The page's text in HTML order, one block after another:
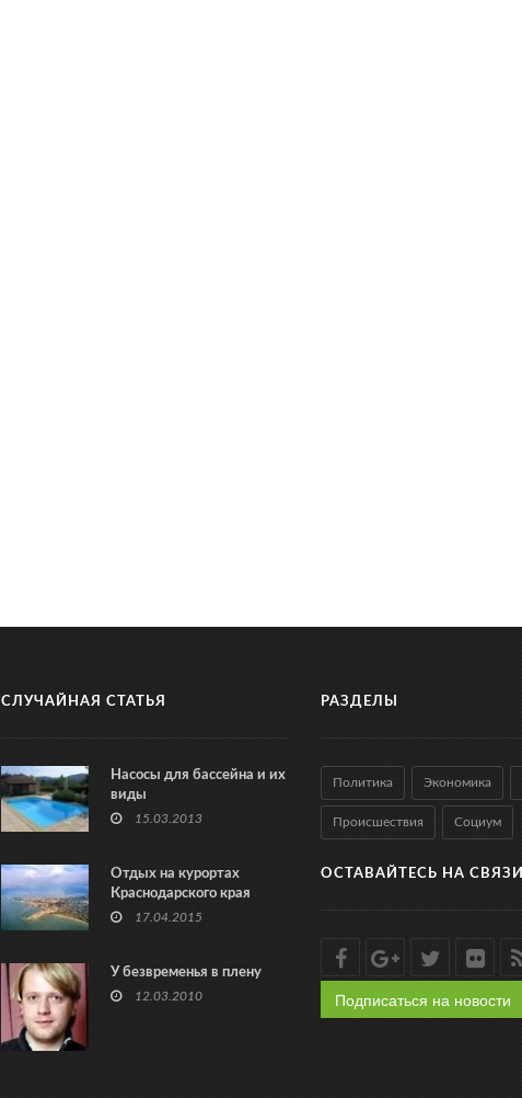
СЛУЧАЙНАЯ СТАТЬЯ
Насосы для бассейна и их
виды
15.03.2013
Отдых на курортах
Краснодарского края
17.04.2015
У безвременья в плену
12.03.2010
РАЗДЕЛЫ
Политика Экономика
Происшествия Социум
ОСТАВАЙТЕСЬ НА СВЯЗИ
Подписаться на новости